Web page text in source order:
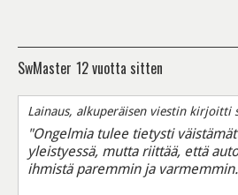
SwMaster 12 vuotta sitten
Lainaus, alkuperäisen viestin kirjoitti
"Ongelmia tulee tietysti
yleistyessä, mutta riittää, että
ihmistä paremmin ja